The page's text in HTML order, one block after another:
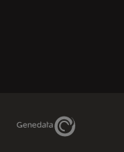
Genedata Link